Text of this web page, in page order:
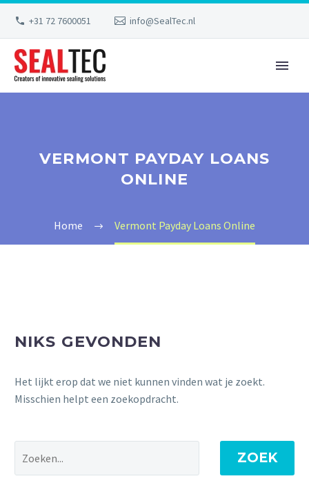
+31 72 7600051 info@SealTec.nl
VERMONT PAYDAY LOANS
ONLINE
Home Vermont Payday Loans Online
NIKS GEVONDEN
Het lijkt erop dat we niet kunnen vinden wat je zoekt.
Misschien helpt een zoekopdracht.
ZOEK